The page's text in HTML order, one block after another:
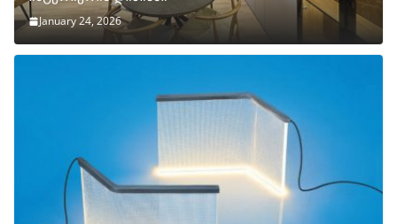
January 24, 2026